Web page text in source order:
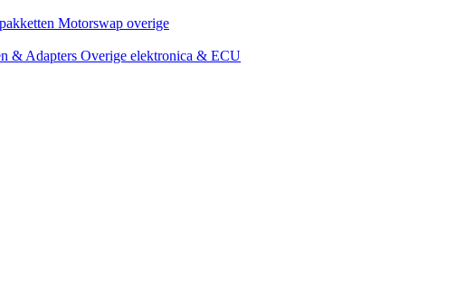
Motorswap overige
& Adapters Overige elektronica & ECU